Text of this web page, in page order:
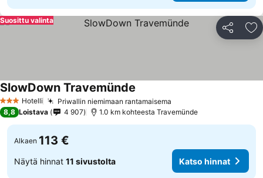
Jaa
Suosittu valinta
3 Tähtiluokitus
Hotelli Priwallin niemimaan rantamaisema
SlowDown Travemünde
8,8 Loistava 4 907 1.0 km kohteesta Travemünde
Alkaen 113 €
Näytä hinnat 11 sivustolta Katso hinnat